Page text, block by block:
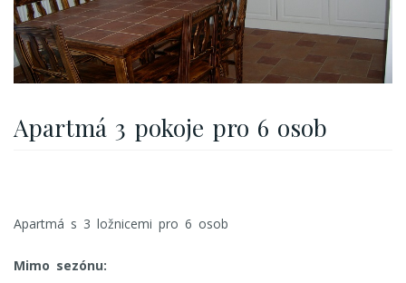
Apartmá 3 pokoje pro 6 osob
Apartmá s 3 ložnicemi pro 6 osob
Mimo sezónu: